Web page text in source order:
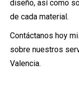
diseño, así como
de cada material.
Contáctanos hoy
sobre nuestros
Valencia.